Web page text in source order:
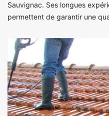
Sauvignac. Ses longues
permettent de garantir une